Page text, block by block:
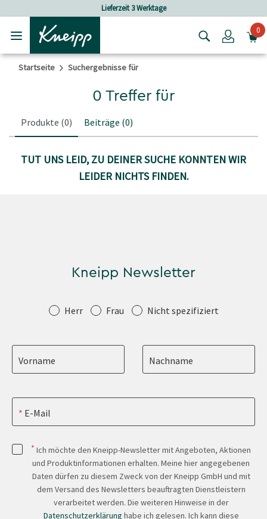
Lieferzeit 3 Werktage
Login0
Startseite Suchergebnisse für
0 Treffer für
Produkte (0) Beiträge (0)
TUT UNS LEID, ZU DEINER SUCHE KONNTEN WIR
LEIDER NICHTS FINDEN.
Kneipp Newsletter
Anrede Herr Frau Nicht spezifiziert
Vorname Nachname
E-Mail
* Ich möchte den Kneipp-Newsletter mit Angeboten, Aktionen
und Produktinformationen erhalten. Meine hier angegebenen
Daten dürfen zu diesem Zweck von der Kneipp GmbH und mit
dem Versand des Newsletters beauftragten Dienstleistern
verarbeitet werden. Die weiteren Hinweise in der
Datenschutzerklärung habe ich gelesen. Ich kann diese